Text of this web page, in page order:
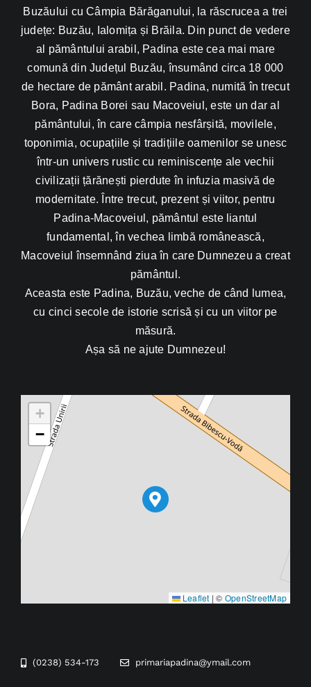
Buzăului cu Câmpia Bărăganului, la răscrucea a trei
județe: Buzău, Ialomița și Brăila. Din punct de vedere
al pământului arabil, Padina este cea mai mare
comună din Județul Buzău, însumând circa 18 000
de hectare de pământ arabil. Padina, numită în trecut
Bora, Padina Borei sau Macoveiul, este un dar al
pământului, în care câmpia nesfârșită, movilele,
toponimia, ocupațiile și tradițiile oamenilor se unesc
într-un univers rustic cu reminiscențe ale vechii
civilizații țărănești pierdute în infuzia masivă de
modernitate. Între trecut, prezent și viitor, pentru
Padina-Macoveiul, pământul este liantul
fundamental, în vechea limbă românească,
Macoveiul însemnând ziua în care Dumnezeu a creat
pământul.
Aceasta este Padina, Buzău, veche de când lumea,
cu cinci secole de istorie scrisă și cu un viitor pe
măsură.
Așa să ne ajute Dumnezeu!
+
−
Leaflet | © OpenStreetMap
(0238) 534-173 primariapadina@ymail.com